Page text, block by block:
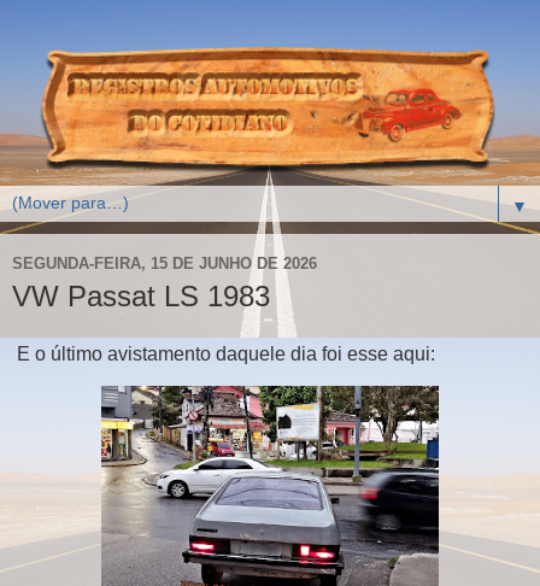
▼
SEGUNDA-FEIRA, 15 DE JUNHO DE 2026
VW Passat LS 1983
E o último avistamento daquele dia foi esse aqui: